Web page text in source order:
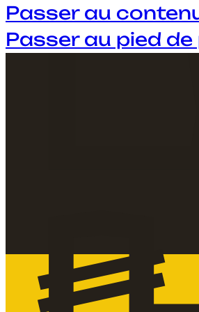
Passer au
Passer au pied de